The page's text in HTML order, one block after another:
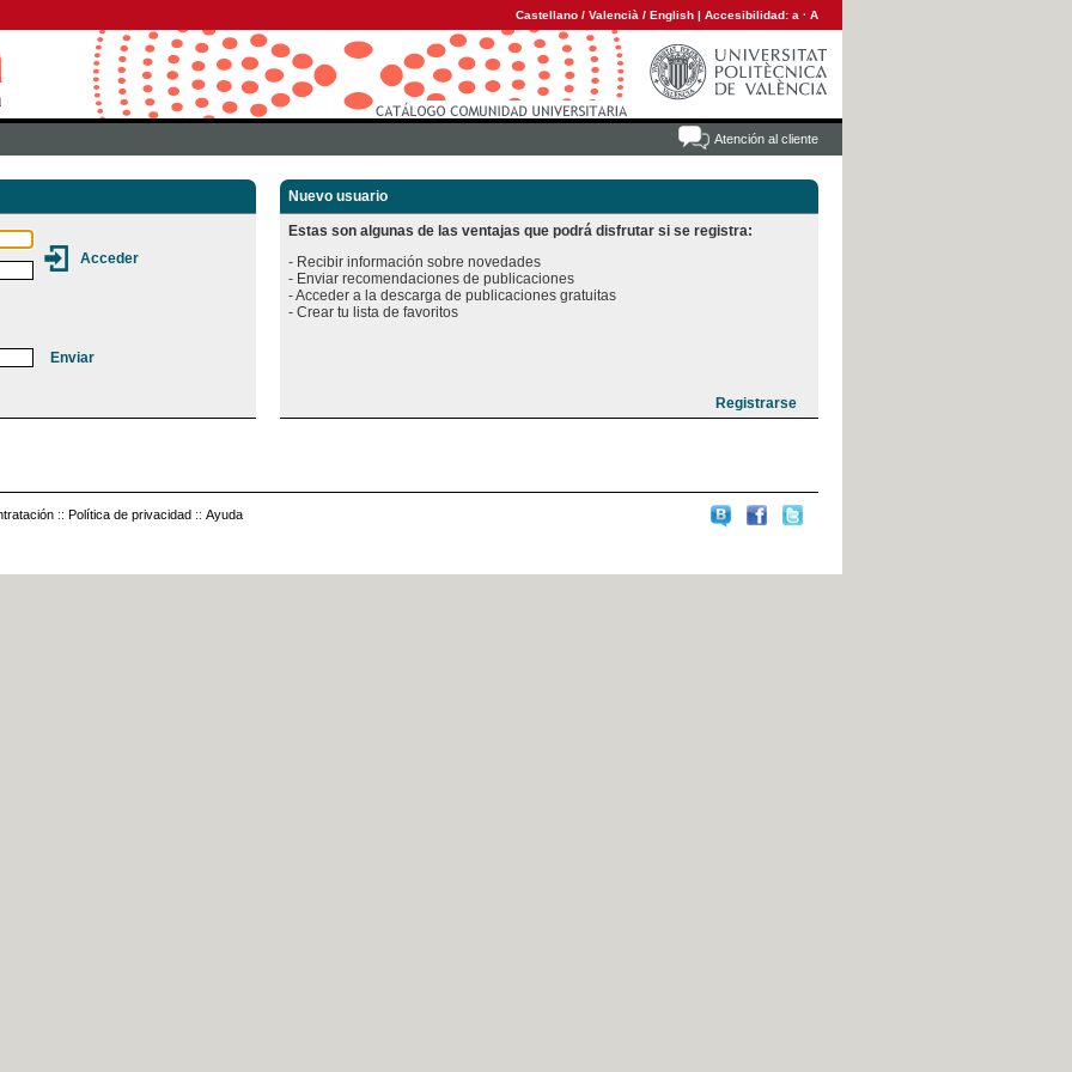
Castellano / Valencià / English | Accesibilidad: a · A
Atención al cliente
Nuevo usuario
Estas son algunas de las ventajas que podrá disfrutar si se registra:
- Recibir información sobre novedades
- Enviar recomendaciones de publicaciones
- Acceder a la descarga de publicaciones gratuitas
:: Política de privacidad :: Ayuda